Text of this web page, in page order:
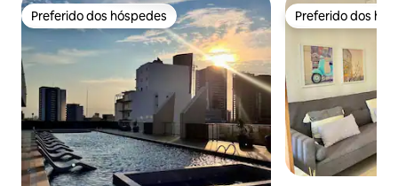
Preferido dos hóspedes
Preferido dos hóspedes Preferido dos
Preferido dos